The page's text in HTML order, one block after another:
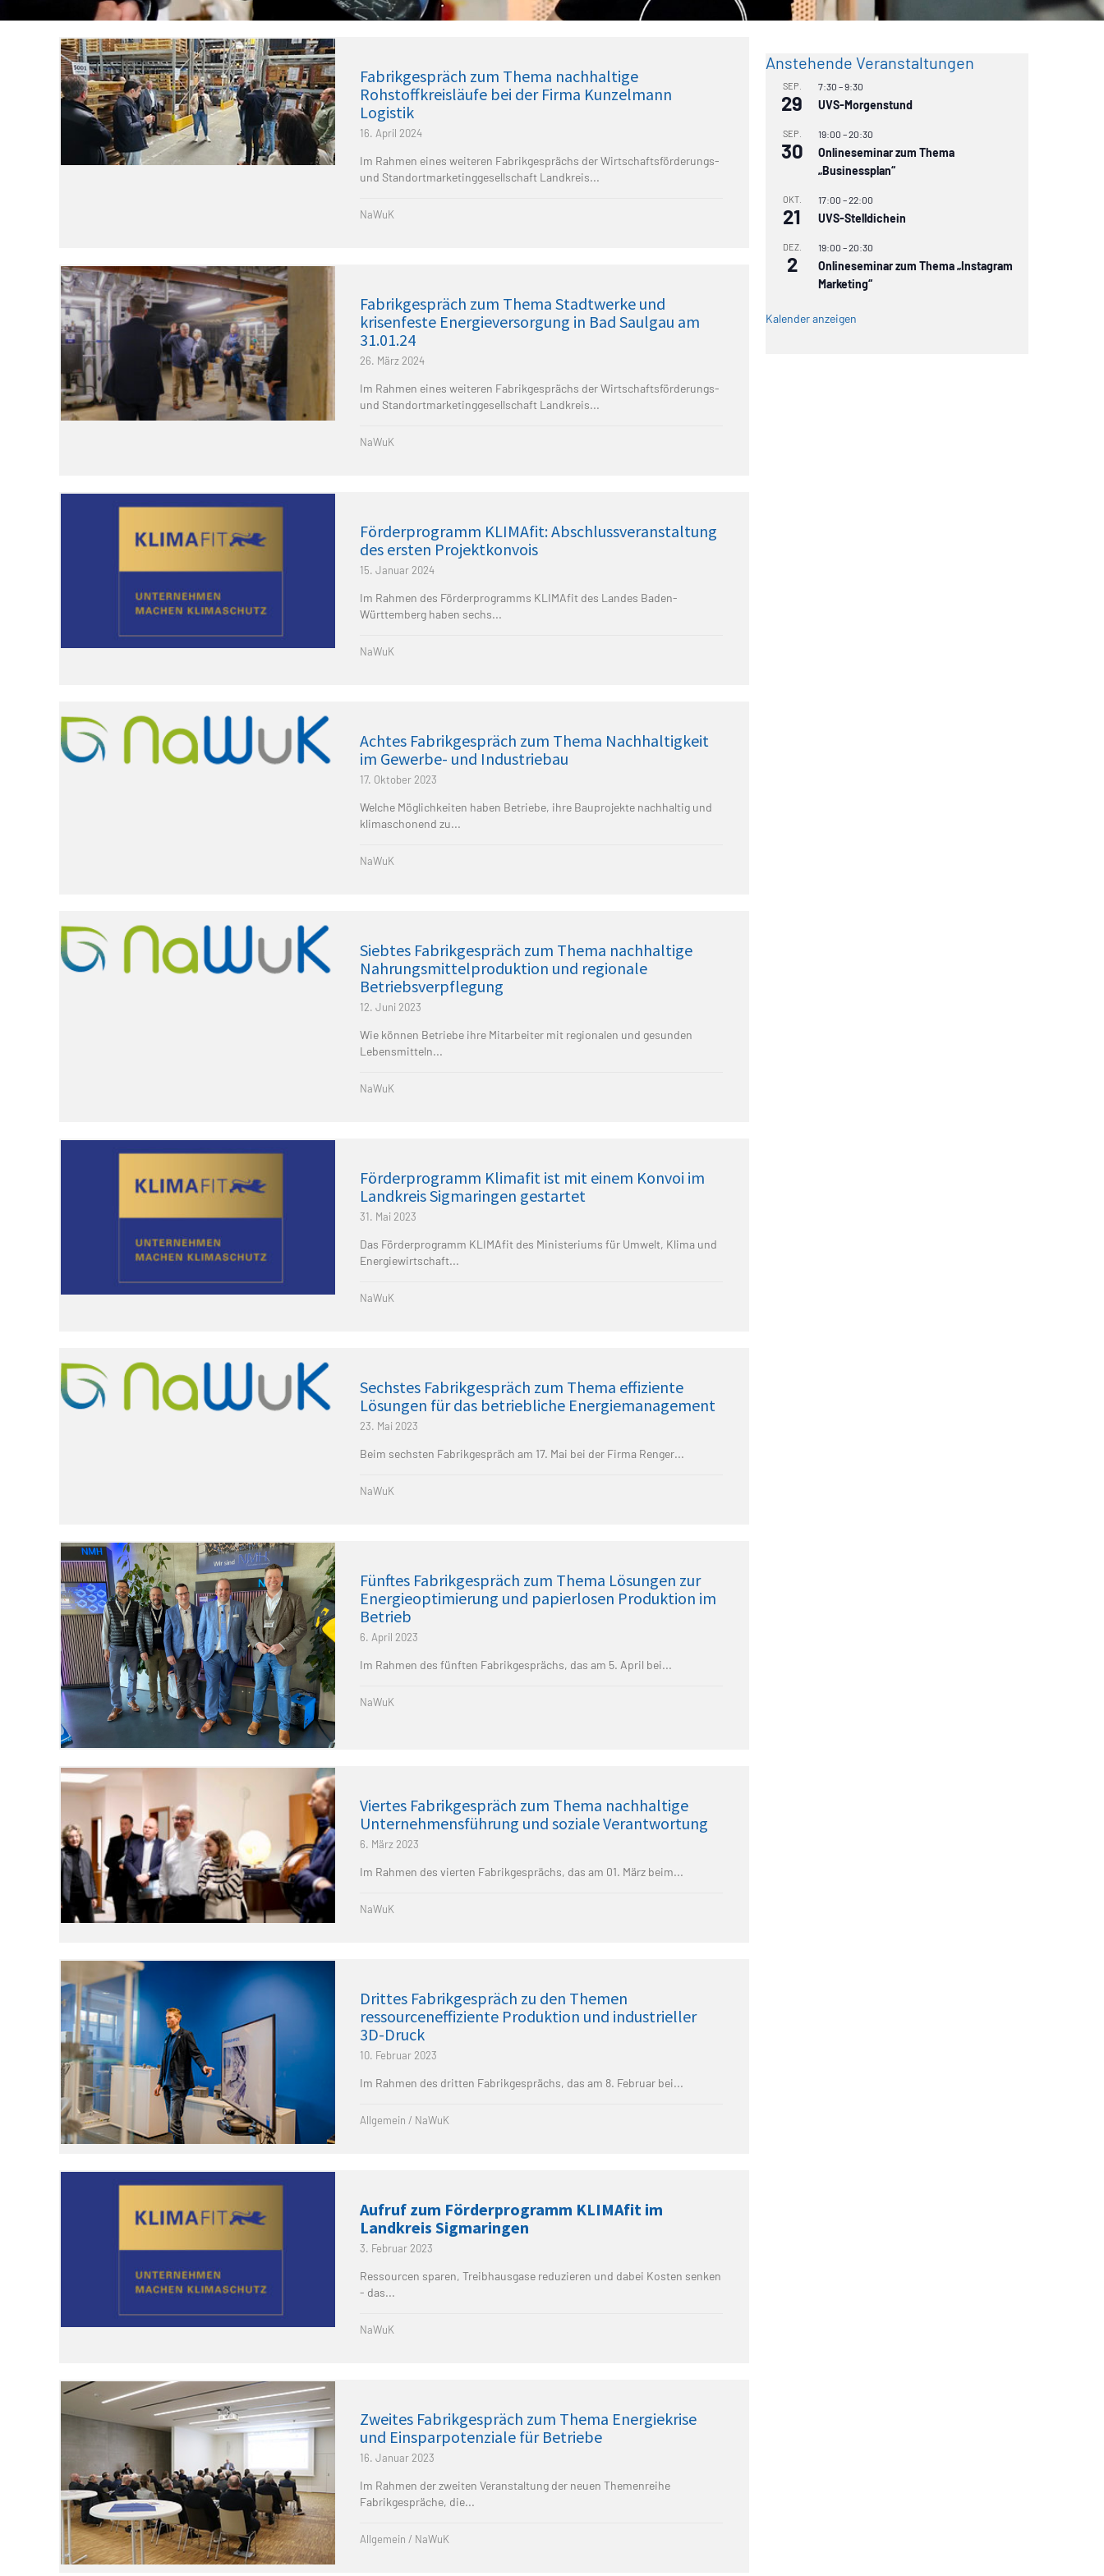
Fabrikgespräch zum Thema nachhaltige
Rohstoffkreisläufe bei der Firma Kunzelmann
Logistik
16. April 2024
Im Rahmen eines weiteren Fabrikgesprächs der Wirtschaftsförderungs-
und Standortmarketinggesellschaft Landkreis...
NaWuK
Fabrikgespräch zum Thema Stadtwerke und
krisenfeste Energieversorgung in Bad Saulgau am
31.01.24
26. März 2024
Im Rahmen eines weiteren Fabrikgesprächs der Wirtschaftsförderungs-
und Standortmarketinggesellschaft Landkreis...
NaWuK
Förderprogramm KLIMAfit: Abschlussveranstaltung
des ersten Projektkonvois
15. Januar 2024
Im Rahmen des Förderprogramms KLIMAfit des Landes Baden-
Württemberg haben sechs...
NaWuK
Achtes Fabrikgespräch zum Thema Nachhaltigkeit
im Gewerbe- und Industriebau
17. Oktober 2023
Welche Möglichkeiten haben Betriebe, ihre Bauprojekte nachhaltig und
klimaschonend zu...
NaWuK
Siebtes Fabrikgespräch zum Thema nachhaltige
Nahrungsmittelproduktion und regionale
Betriebsverpflegung
12. Juni 2023
Wie können Betriebe ihre Mitarbeiter mit regionalen und gesunden
Lebensmitteln...
NaWuK
Förderprogramm Klimafit ist mit einem Konvoi im
Landkreis Sigmaringen gestartet
31. Mai 2023
Das Förderprogramm KLIMAfit des Ministeriums für Umwelt, Klima und
Energiewirtschaft...
NaWuK
Sechstes Fabrikgespräch zum Thema effiziente
Lösungen für das betriebliche Energiemanagement
23. Mai 2023
Beim sechsten Fabrikgespräch am 17. Mai bei der Firma Renger...
NaWuK
Fünftes Fabrikgespräch zum Thema Lösungen zur
Energieoptimierung und papierlosen Produktion im
Betrieb
6. April 2023
Im Rahmen des fünften Fabrikgesprächs, das am 5. April bei...
NaWuK
Viertes Fabrikgespräch zum Thema nachhaltige
Unternehmensführung und soziale Verantwortung
6. März 2023
Im Rahmen des vierten Fabrikgesprächs, das am 01. März beim...
NaWuK
Drittes Fabrikgespräch zu den Themen
ressourceneffiziente Produktion und industrieller
3D-Druck
10. Februar 2023
Im Rahmen des dritten Fabrikgesprächs, das am 8. Februar bei...
Allgemein / NaWuK
Aufruf zum Förderprogramm KLIMAfit im
Landkreis Sigmaringen
3. Februar 2023
Ressourcen sparen, Treibhausgase reduzieren und dabei Kosten senken
- das...
NaWuK
Zweites Fabrikgespräch zum Thema Energiekrise
und Einsparpotenziale für Betriebe
16. Januar 2023
Im Rahmen der zweiten Veranstaltung der neuen Themenreihe
Fabrikgespräche, die...
Allgemein / NaWuK
Anstehende Veranstaltungen
SEP.
29
7:30 –9:30
UVS-Morgenstund
SEP.
30
19:00 –20:30
Onlineseminar zum Thema
„Businessplan“
OKT.
21
17:00 –22:00
UVS-Stelldichein
DEZ.
2
19:00 –20:30
Onlineseminar zum Thema „Instagram
Marketing“
Kalender anzeigen